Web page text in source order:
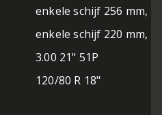
enkele schijf 256 mm,
enkele schijf 220 mm,
3.00 21" 51P
120/80 R 18"